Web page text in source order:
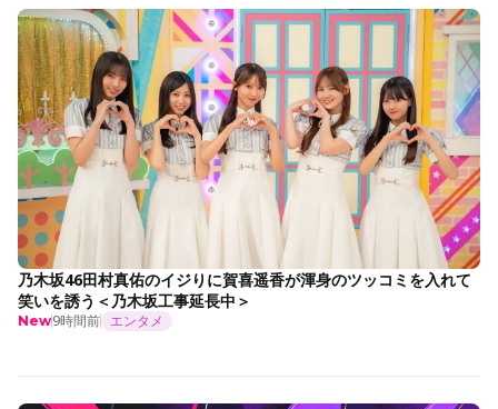
乃木坂46田村真佑のイジりに賀喜遥香が渾身のツッコミを入れて
笑いを誘う＜乃木坂工事延長中＞
New9時間前 エンタメ